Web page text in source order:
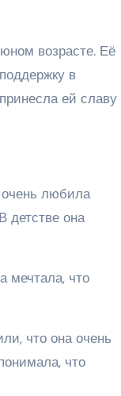
возрасте. Её
в
ей славу
любила
детстве она
мечтала, что
что она очень
что